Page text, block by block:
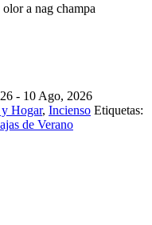
a nag champa
- 10 Ago, 2026
Hogar, Incienso Etiquetas:
de Verano